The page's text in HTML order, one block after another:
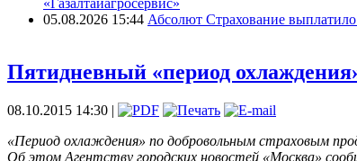
05.08.2026 15:44 Абсолют Страхование
Пятидневный «период
08.10.2015 14:30 |
«Период охлаждения» по добровольным страховым
Об этом Агентству городских новостей «Москва»